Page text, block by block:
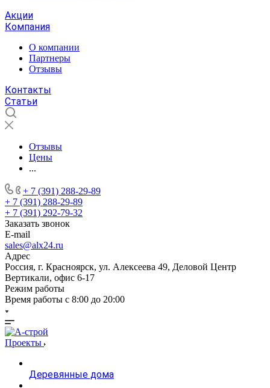
Акции
Компания
О компании
Партнеры
Отзывы
Контакты
Статьи
Отзывы
Цены
...
+ 7 (391) 288-29-89
+ 7 (391) 288-29-89
+ 7 (391) 292-79-32
Заказать звонок
E-mail
sales@alx24.ru
Адрес
Россия, г. Красноярск, ул. Алексеева 49, Деловой Центр
Вертикали, офис 6-17
Режим работы
Время работы с 8:00 до 20:00
Проекты
Деревянные дома